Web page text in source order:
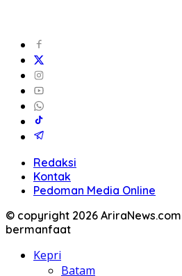
Redaksi
Kontak
Pedoman Media Online
© copyright 2026
bermanfaat
Kepri
Batam